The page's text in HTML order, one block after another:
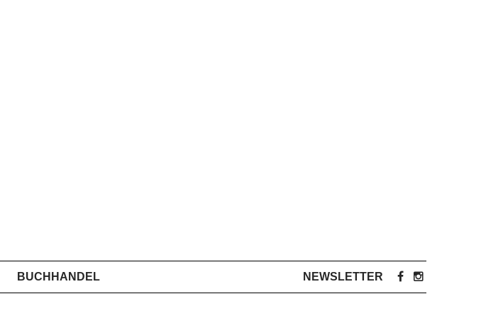
BUCHHANDEL NEWSLETTER